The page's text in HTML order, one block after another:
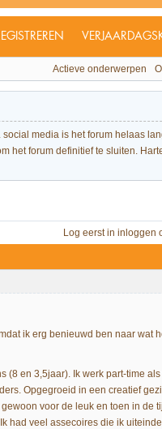
Actieve onderwerpen
media is het forum helaas
het forum definitief te sluiten.
Log eerst in inloggen
ik erg benieuwd ben naar wat
(8 en 3,5jaar). Ik werk part-time
Opgegroeid in een creatief
voor de leuk en toen in de
had veel assecoires die ik